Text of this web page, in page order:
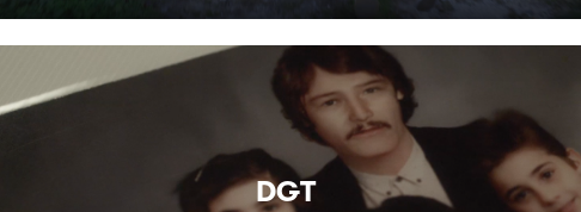
DGT
El álbum de las navidades que no pudiste vivir